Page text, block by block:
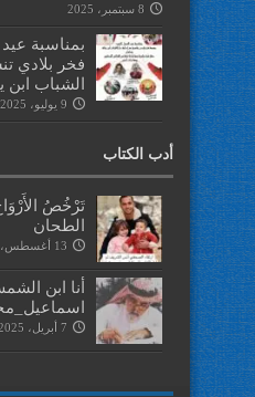
8 سبتمبر، 2025
بمناسبة
فخر بلادي
الشباب ابن
9 يوليو، 2025
أدب الكتاب
تَرْخُصُ
الطحان
13 أغسطس، 2025
أنا ابن
7 أبريل، 2025